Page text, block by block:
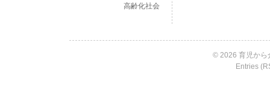
高齢化社会
© 2026 育児から
Entries